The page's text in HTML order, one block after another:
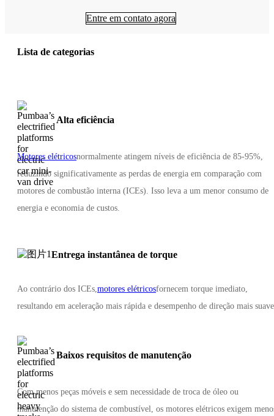
Entre em contato agora
Lista de categorias
Alta eficiência
Motores elétricosnormalmente atingem níveis de eficiência de 85-95%,
reduzindo significativamente as perdas de energia em comparação com
motores de combustão interna (ICEs). Isso leva a um menor consumo de
energia e economia de custos.
Entrega instantânea de torque
Ao contrário dos ICEs, motores elétricosfornecem torque imediato,
resultando em aceleração mais rápida e desempenho de direção mais
Baixos requisitos de manutenção
Com menos peças móveis e sem necessidade de troca de óleo ou
manutenção do sistema de combustível, os motores elétricos exigem